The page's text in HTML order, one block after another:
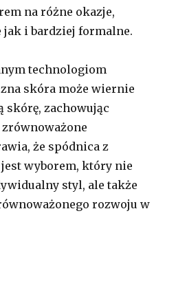
na różne okazje,
jak i bardziej formalne.
technologiom
skóra może wiernie
skórę, zachowując
że spódnica z
wyborem, który nie
styl, ale także
rozwoju w